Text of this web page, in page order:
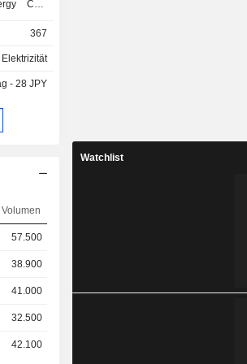
Cost
Beratung
für Strom
und
befasst
sich
367
Elektrizität
- 28 JPY
Volumen
57.500
38.900
41.000
32.500
42.100
Watchlist